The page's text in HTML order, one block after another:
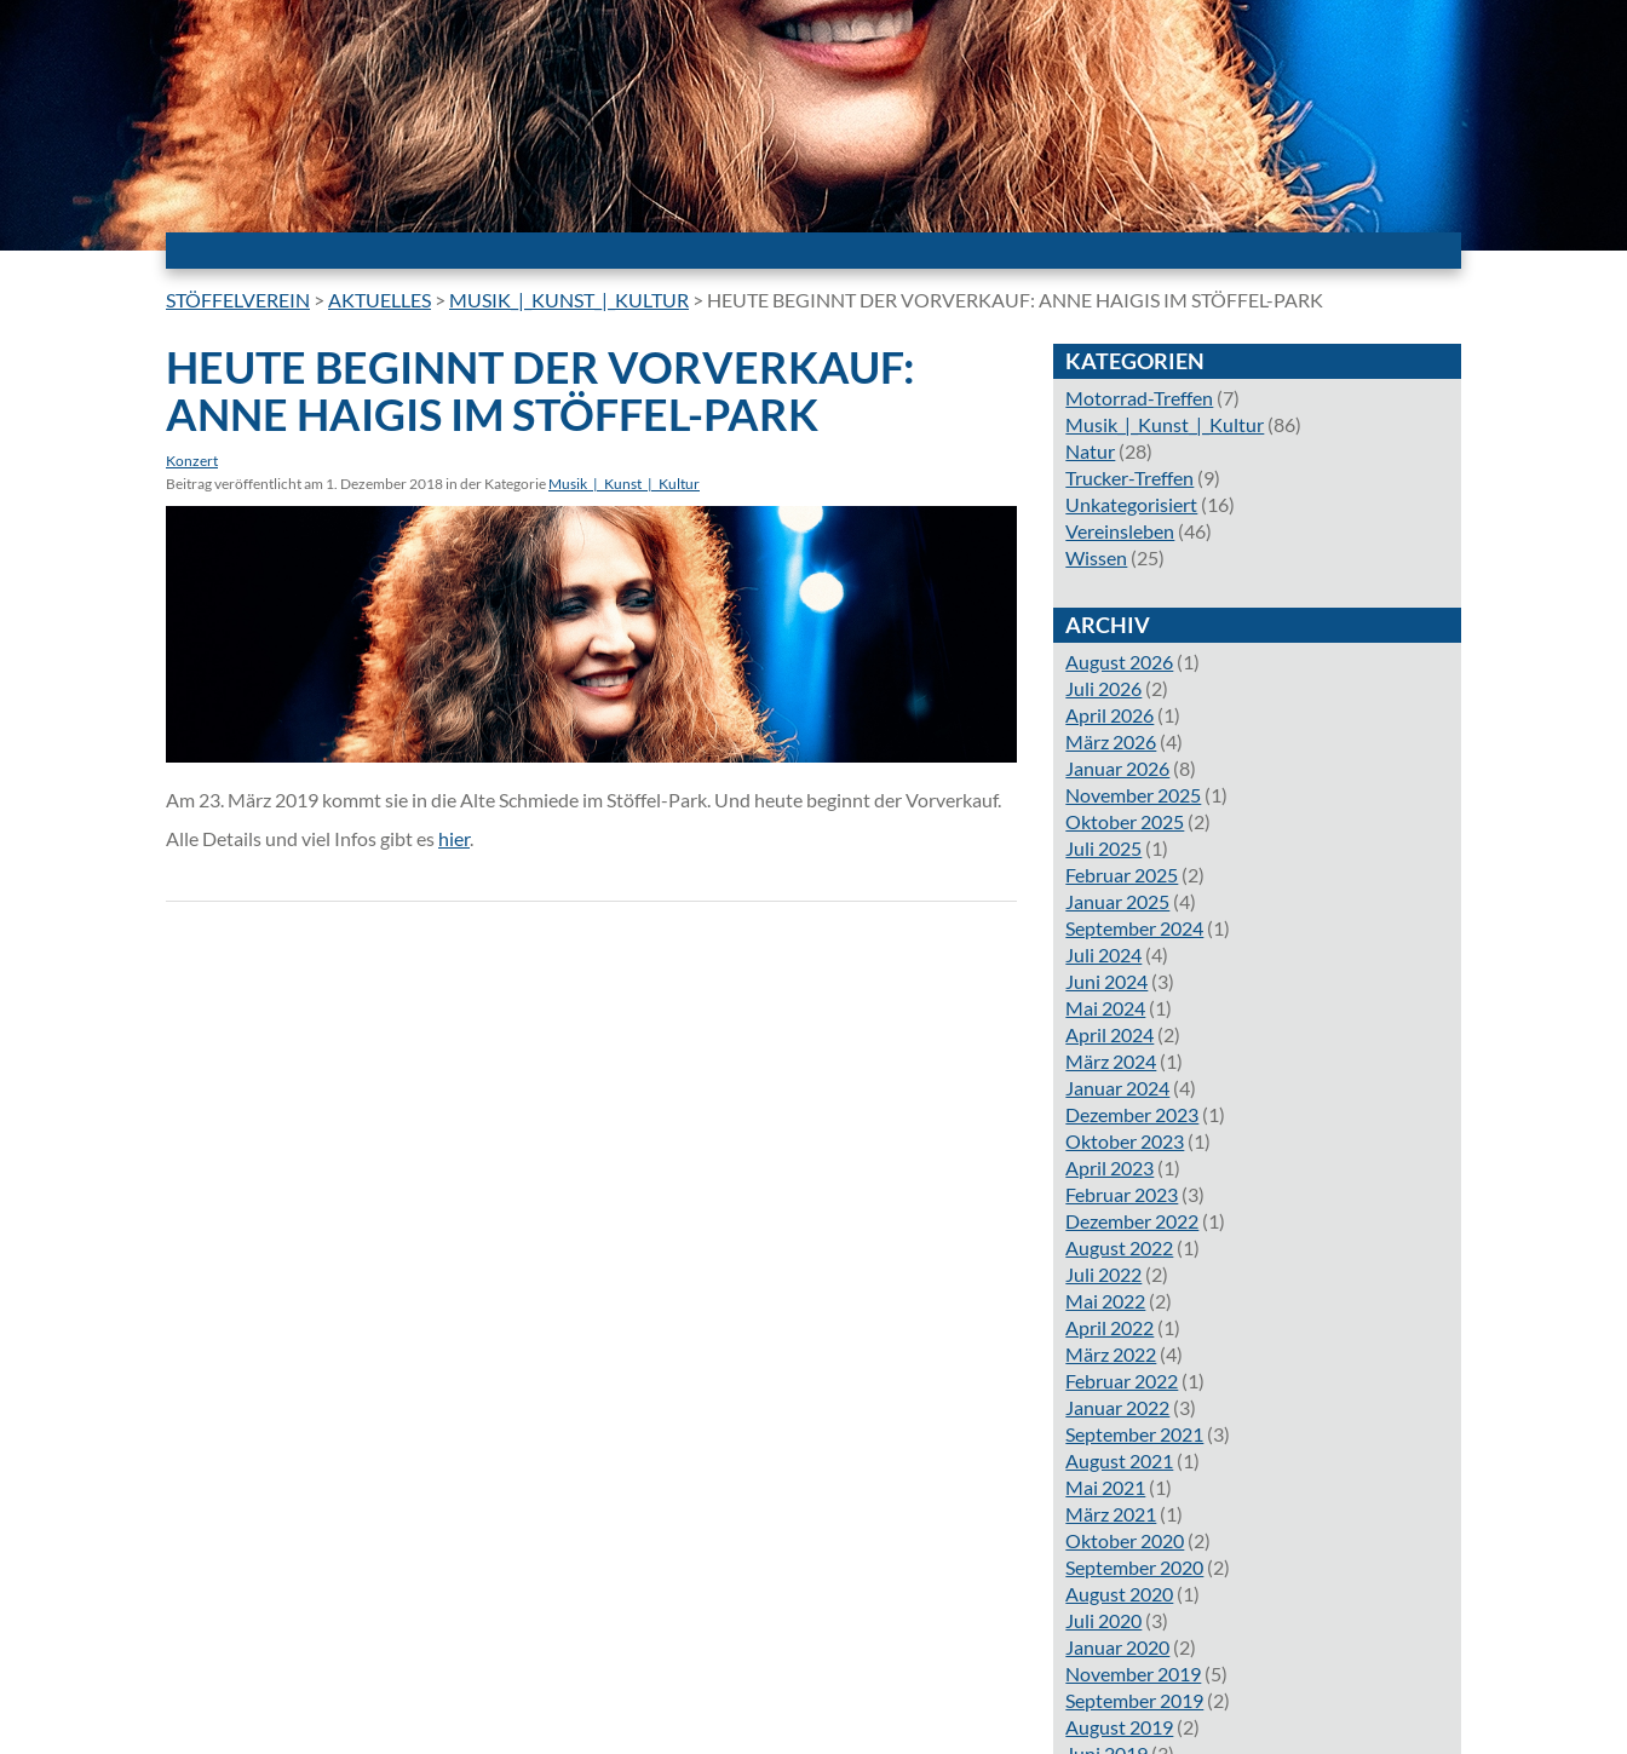
STÖFFELVEREIN > AKTUELLES > MUSIK_|_KUNST_|_KULTUR > HEUTE BEGINNT DER VORVERKAUF: ANNE HAIGIS IM STÖFFEL-PARK
HEUTE BEGINNT DER VORVERKAUF:
ANNE HAIGIS IM STÖFFEL-PARK
Konzert
Beitrag veröffentlicht am 1. Dezember 2018 in der Kategorie Musik_|_Kunst_|_Kultur
Am 23. März 2019 kommt sie in die Alte Schmiede im Stöffel-Park. Und heute beginnt der Vorverkauf.
Alle Details und viel Infos gibt es hier.
KATEGORIEN
Motorrad-Treffen (7)
Musik_|_Kunst_|_Kultur (86)
Natur (28)
Trucker-Treffen (9)
Unkategorisiert (16)
Vereinsleben (46)
Wissen (25)
ARCHIV
August 2026 (1)
Juli 2026 (2)
April 2026 (1)
März 2026 (4)
Januar 2026 (8)
November 2025 (1)
Oktober 2025 (2)
Juli 2025 (1)
Februar 2025 (2)
Januar 2025 (4)
September 2024 (1)
Juli 2024 (4)
Juni 2024 (3)
Mai 2024 (1)
April 2024 (2)
März 2024 (1)
Januar 2024 (4)
Dezember 2023 (1)
Oktober 2023 (1)
April 2023 (1)
Februar 2023 (3)
Dezember 2022 (1)
August 2022 (1)
Juli 2022 (2)
Mai 2022 (2)
April 2022 (1)
März 2022 (4)
Februar 2022 (1)
Januar 2022 (3)
September 2021 (3)
August 2021 (1)
Mai 2021 (1)
März 2021 (1)
Oktober 2020 (2)
September 2020 (2)
August 2020 (1)
Juli 2020 (3)
Januar 2020 (2)
November 2019 (5)
September 2019 (2)
August 2019 (2)